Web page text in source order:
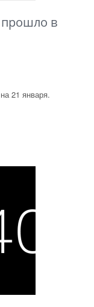
прошло в
21 января.